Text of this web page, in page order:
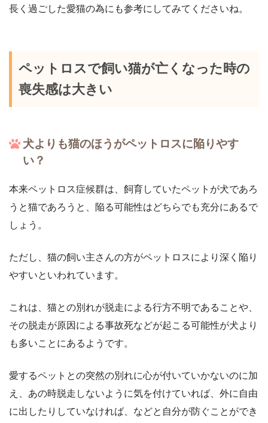
長く過ごした愛猫の為にも参考にしてみてくださいね。
ペットロスで飼い猫が亡くなった時の
喪失感は大きい
犬よりも猫のほうがペットロスに陥りやす
い？
本来ペットロス症候群は、飼育していたペットが犬であろ
うと猫であろうと、陥る可能性はどちらでも充分にあるで
しょう。
ただし、猫の飼い主さんの方がペットロスにより深く陥り
やすいといわれています。
これは、猫との別れが脱走による行方不明であることや、
その脱走が原因による事故死などが起こる可能性が犬より
も多いことにあるようです。
愛するペットとの突然の別れに心が付いていかないのに加
え、あの時脱走しないように気を付けていれば、外に自由
に出したりしていなければ、などと自分が防ぐことができ